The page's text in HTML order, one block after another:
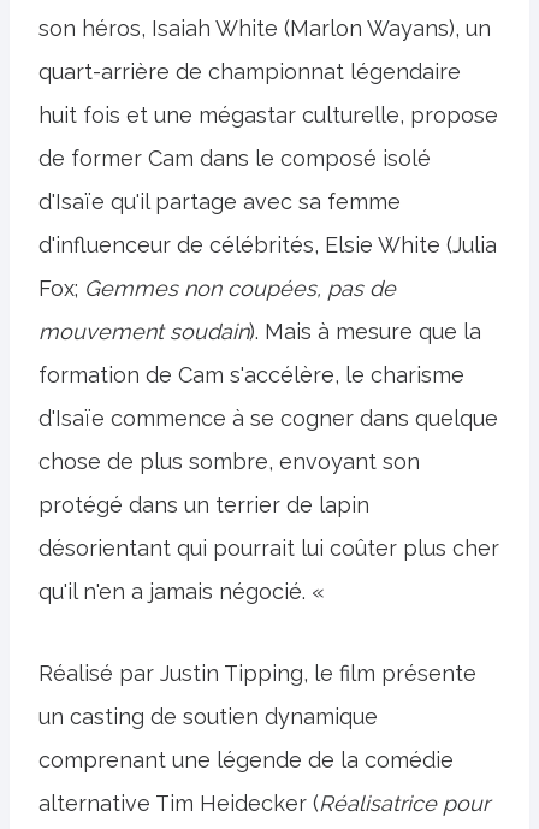
son héros, Isaiah White (Marlon Wayans), un
quart-arrière de championnat légendaire
huit fois et une mégastar culturelle, propose
de former Cam dans le composé isolé
d'Isaïe qu'il partage avec sa femme
d'influenceur de célébrités, Elsie White (Julia
Fox; Gemmes non coupées, pas de
mouvement soudain). Mais à mesure que la
formation de Cam s'accélère, le charisme
d'Isaïe commence à se cogner dans quelque
chose de plus sombre, envoyant son
protégé dans un terrier de lapin
désorientant qui pourrait lui coûter plus cher
qu'il n'en a jamais négocié. «
Réalisé par Justin Tipping, le film présente
un casting de soutien dynamique
comprenant une légende de la comédie
alternative Tim Heidecker (Réalisatrice pour